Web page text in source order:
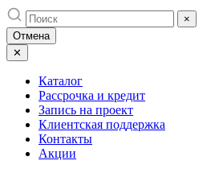
Skip
to
content
×
Отмена
✕
Каталог
Рассрочка и кредит
Запись на проект
Клиентская поддержка
Контакты
Акции